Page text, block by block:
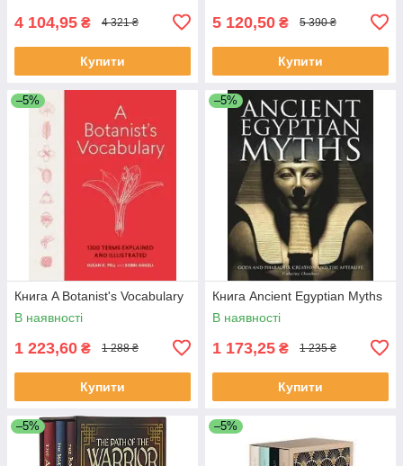
4 104,95 ₴ 4 321 ₴
Купити
5 120,50 ₴ 5 390 ₴
Купити
–5%
Книга A Botanist's Vocabulary
В наявності
1 223,60 ₴ 1 288 ₴
Купити
–5%
Книга Ancient Egyptian Myths
В наявності
1 173,25 ₴ 1 235 ₴
Купити
–5% –5%